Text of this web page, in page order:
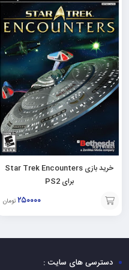
خرید بازی Star Trek Encounters
برای PS2
۲۵۰۰۰۰ تومان
افزودن
به
دسترسی های سایت :